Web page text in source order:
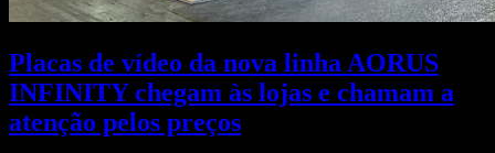
Placas de vídeo da nova linha AORUS
INFINITY chegam às lojas e chamam a
atenção pelos preços